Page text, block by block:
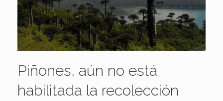
Piñones, aún no está
habilitada la recolección